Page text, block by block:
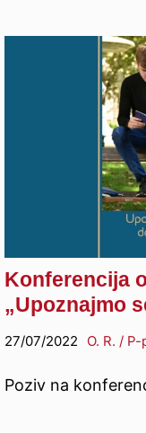
Konferencija
„Upoznajmo
27/07/2022 O. R. /
Poziv na